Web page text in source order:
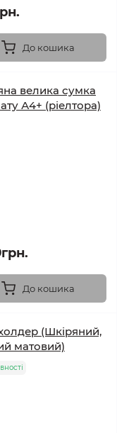
До кошика
велика сумка
А4+ (ріелтора)
До кошика
(Шкіряний,
матовий)